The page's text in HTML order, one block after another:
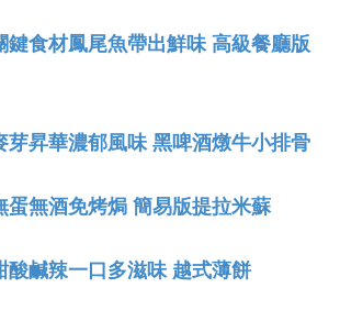
鍵食材鳳尾魚帶出鮮味 高級餐廳版
芽昇華濃郁風味 黑啤酒燉牛小排骨
蛋無酒免烤焗 簡易版提拉米蘇
酸鹹辣一口多滋味 越式薄餅